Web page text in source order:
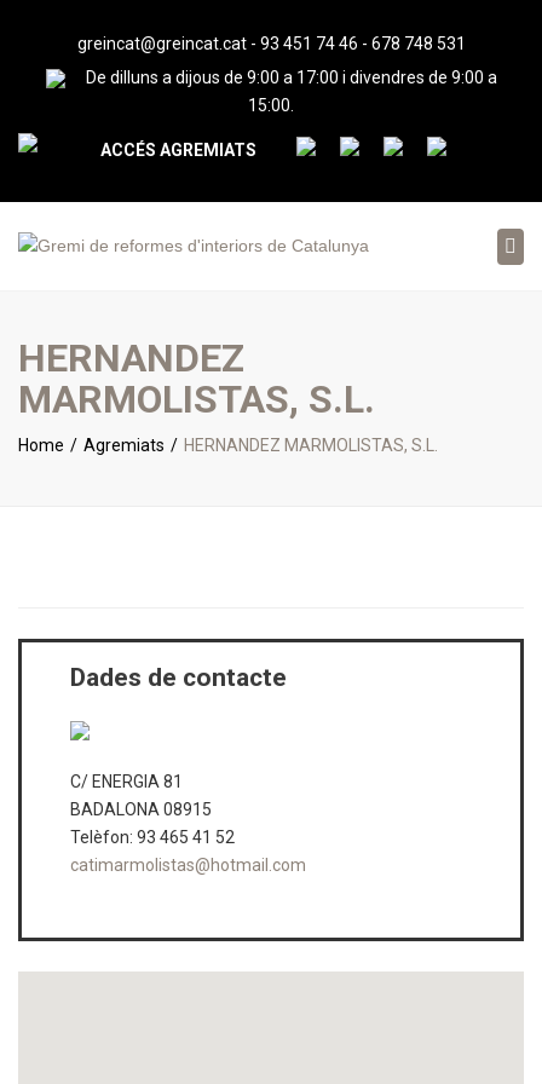
greincat@greincat.cat- 93 451 74 46 - 678 748 531
De dilluns a dijous de 9:00 a 17:00 i divendres de 9:00 a
15:00.
ACCÉS AGREMIATS
HERNANDEZ
MARMOLISTAS, S.L.
Home Agremiats HERNANDEZ MARMOLISTAS, S.L.
Dades de contacte
C/ ENERGIA 81
BADALONA 08915
Telèfon: 93 465 41 52
catimarmolistas@hotmail.com